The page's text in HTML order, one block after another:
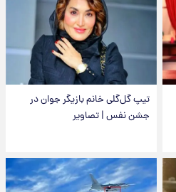
تیپ گل‌گلی خانم بازیگر جوان در
جشن نفس | تصاویر